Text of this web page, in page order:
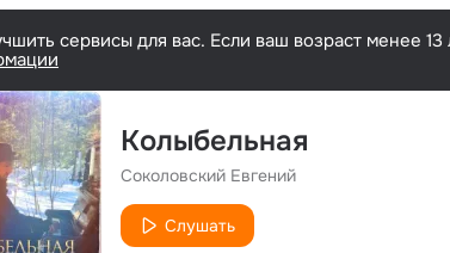
сервисы для вас. Если ваш возраст менее
Колыбельная
Соколовский Евгений
Слушать